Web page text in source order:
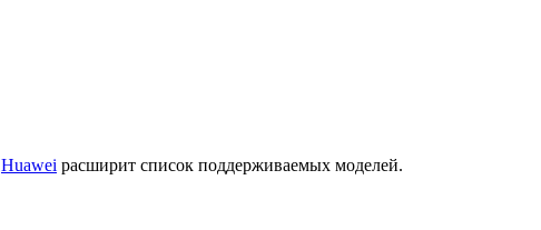
Huawei расширит список поддерживаемых моделей.